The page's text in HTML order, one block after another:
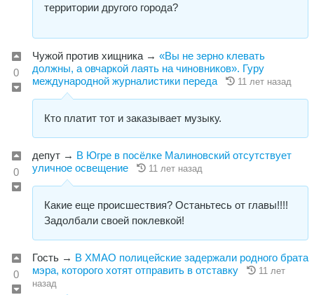
территории другого города?
0
Чужой против хищника → «Вы не зерно клевать
должны, а овчаркой лаять на чиновников». Гуру
международной журналистики переда
11 лет назад
Кто платит тот и заказывает музыку.
0
депут → В Югре в посёлке Малиновский отсутствует
уличное освещение
11 лет назад
Какие еще происшествия? Останьтесь от главы!!!!
Задолбали своей поклевкой!
0
Гость → В ХМАО полицейские задержали родного брата
мэра, которого хотят отправить в отставку
11 лет
назад